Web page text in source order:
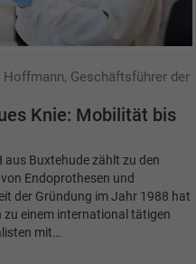
Geschäftsführer der
Knie: Mobilität bis
aus Buxtehude zählt zu den
Endoprothesen und
der Gründung im Jahr 1988 hat
zu einem international tätigen
mit…